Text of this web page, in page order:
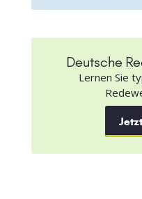
Deutsche
Lernen Sie